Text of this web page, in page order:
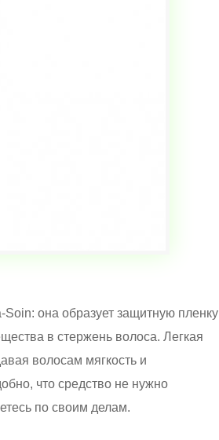
Soin: она образует защитную пленку
в стержень волоса. Легкая
волосам мягкость и
что средство не нужно
по своим делам.